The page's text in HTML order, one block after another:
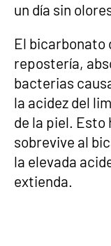
un día sin
El bicarbonato
repostería,
bacterias
la acidez del
de la piel. Esto
sobrevive al
la elevada
extienda.